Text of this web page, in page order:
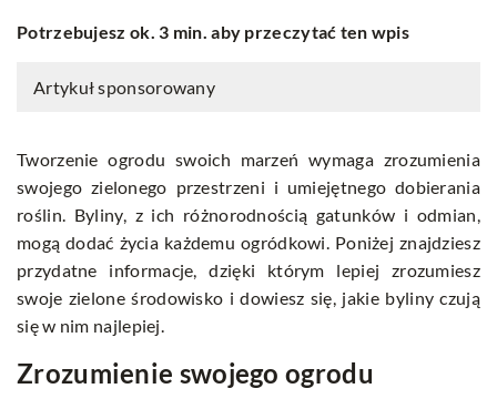
Potrzebujesz ok. 3 min. aby przeczytać ten wpis
Artykuł sponsorowany
Tworzenie ogrodu swoich marzeń wymaga zrozumienia
swojego zielonego przestrzeni i umiejętnego dobierania
roślin. Byliny, z ich różnorodnością gatunków i odmian,
mogą dodać życia każdemu ogródkowi. Poniżej znajdziesz
przydatne informacje, dzięki którym lepiej zrozumiesz
swoje zielone środowisko i dowiesz się, jakie byliny czują
się w nim najlepiej.
Zrozumienie swojego ogrodu